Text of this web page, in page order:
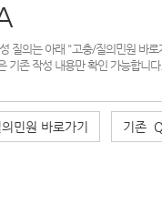
질의는 아래 "고충/질의민원 바
기존 작성 내용만 확인 가능합니다.
민원 바로가기 기존